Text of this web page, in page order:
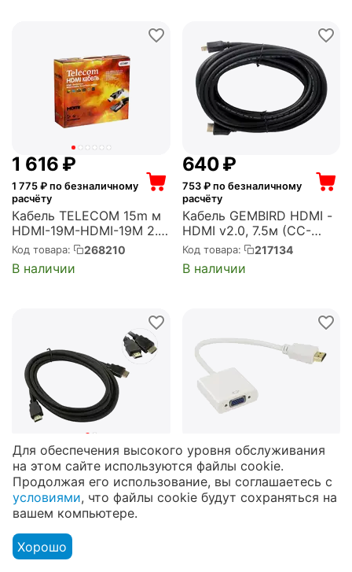
1 616 ₽
1 775 ₽ по безналичному
расчёту
Кабель TELECOM 15m м
HDMI-19M-HDMI-19M 2.0
(TCG200F-15M)
Код товара: 268210
В наличии
‍640‍₽
753₽ по безналичному
расчёту
Кабель GEMBIRD HDMI -
HDMI v2.0, 7.5м (CC-
HDMI4-7.5M)
Код товара: 217134
В наличии
‍193‍₽
193 ₽ по безналичному
расчёту
Кабель EXEGATE HDMI
EX-CC-HDMI2-3.0
(19M/19M, v2.0, 3м, 4K
UHD, Ethernet,
позолоченные контакты)
Код товара:
В наличии
‍347‍₽
409₽ по безналичному
расчёту
Переходник VCOM HDMI
Меню
Для обеспечения высокого уровня обслуживания
на этом сайте используются файлы cookie.
Продолжая его использование, вы соглашаетесь с
условиями, что файлы cookie будут сохраняться на
вашем компьютере.
Хорошо